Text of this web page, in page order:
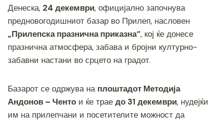
e
b
o
o
er e
n
g
er
gr
a
m
s
A
p
p
y
Li
n
l
Денеска, 24 декември, официјално започнува
предновогодишниот базар во Прилеп, насловен
„Прилепска празнична приказна“, кој ќе донесе
празнична атмосфера, забава и бројни културно-
забавни настани во срцето на градот.
Базарот се одржува на плоштадот Методија
Андонов – Ченто и ќе трае до 31 декември, нудејќи
им на прилепчани и посетителите можност да